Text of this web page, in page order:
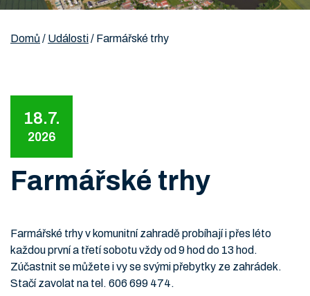
Domů / Události/ Farmářské trhy
18.7.
2026
Farmářské trhy
Farmářské trhy v komunitní zahradě probíhají i přes léto
každou první a třetí sobotu vždy od 9 hod do 13 hod.
Zúčastnit se můžete i vy se svými přebytky ze zahrádek.
Stačí zavolat na tel. 606 699 474.